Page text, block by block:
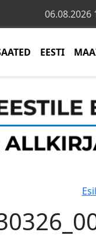
06.08.2026
EESTI